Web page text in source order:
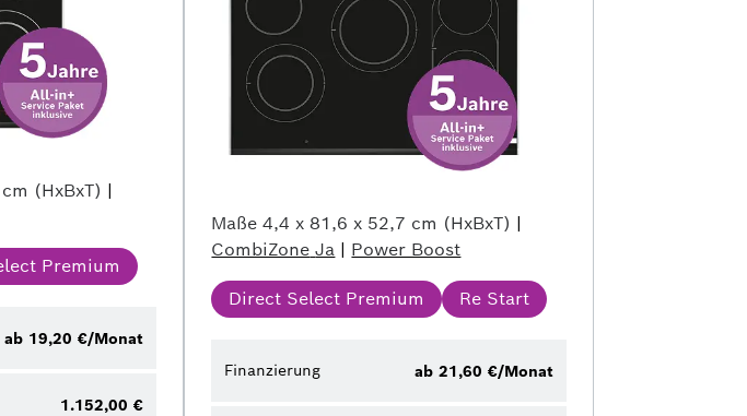
(HxBxT) |
Premium
ab 19,20 €/Monat
1.152,00 €
Maße 4,4 x 81,6 x 52,7 cm (HxBxT) |
CombiZone Ja | Power Boost
Direct Select Premium Re Start
Finanzierung ab 21,60 €/Monat